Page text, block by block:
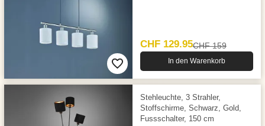
CHF 129.95CHF 159
In den Warenkorb
Stehleuchte, 3 Strahler,
Stoffschirme, Schwarz, Gold,
Fussschalter, 150 cm